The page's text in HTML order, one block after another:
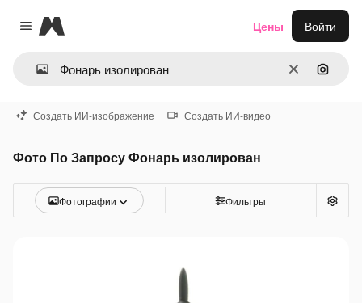
Close menu
Magnific
ОчиститьПоиск
Цены Войти
Создать ИИ-изображение Создать ИИ-видео
Фото По Запросу Фонарь изолирован
Фотографии Фильтры